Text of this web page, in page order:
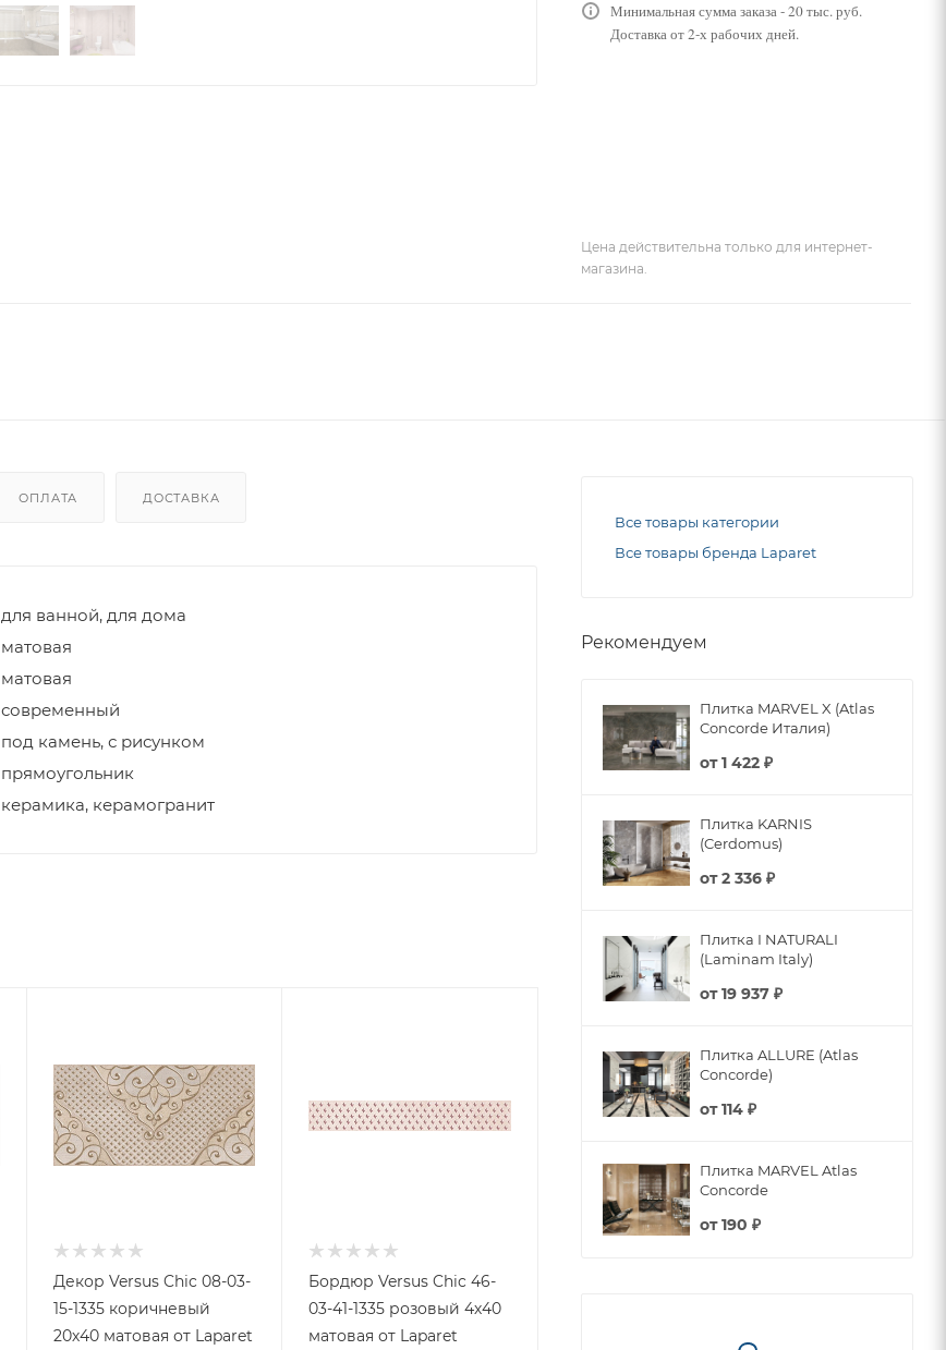
Минимальная сумма заказа - 20 тыс. руб.
Доставка от 2-х рабочих дней.
Цена действительна только для интернет-
магазина.
ОПЛАТА ДОСТАВКА
для ванной, для дома
матовая
матовая
современный
под камень, с рисунком
прямоугольник
керамика, керамогранит
Декор Versus Chic 08-03-
15-1335 коричневый
20х40 матовая от Laparet
Бордюр Versus Chic 46-
03-41-1335 розовый 4х40
матовая от Laparet
Все товары категории
Все товары бренда Laparet
Рекомендуем
Плитка MARVEL X (Atlas
Concorde Италия)
от1 422 ₽
Плитка KARNIS
(Cerdomus)
от2 336 ₽
Плитка I NATURALI
(Laminam Italy)
от19 937 ₽
Плитка ALLURE (Atlas
Concorde)
от114 ₽
Плитка MARVEL Atlas
Concorde
от190 ₽